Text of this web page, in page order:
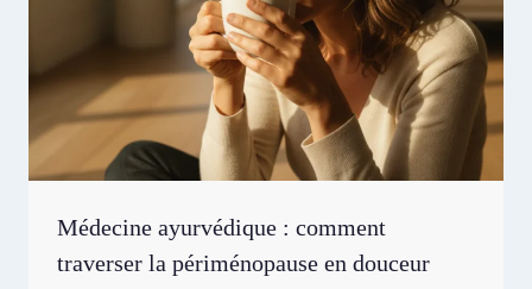
Médecine ayurvédique : comment
traverser la périménopause en douceur